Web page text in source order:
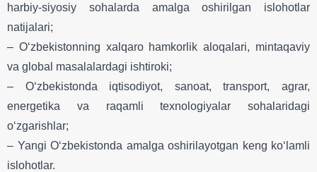
harbiy-siyosiy sohalarda amalga oshirilgan islohotlar
natijalari;
– O‘zbekistonning xalqaro hamkorlik aloqalari, mintaqaviy
va global masalalardagi ishtiroki;
– O‘zbekistonda iqtisodiyot, sanoat, transport, agrar,
energetika va raqamli texnologiyalar sohalaridagi
o‘zgarishlar;
– Yangi O‘zbekistonda amalga oshirilayotgan keng ko‘lamli
islohotlar.